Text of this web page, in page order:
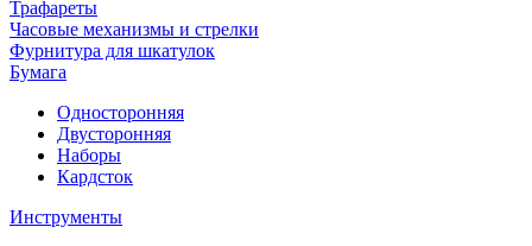
Трафареты
Часовые механизмы и стрелки
Фурнитура для шкатулок
Бумага
Односторонняя
Двусторонняя
Наборы
Кардсток
Инструменты